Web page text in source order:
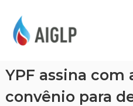
P
YPF assina com
convênio para